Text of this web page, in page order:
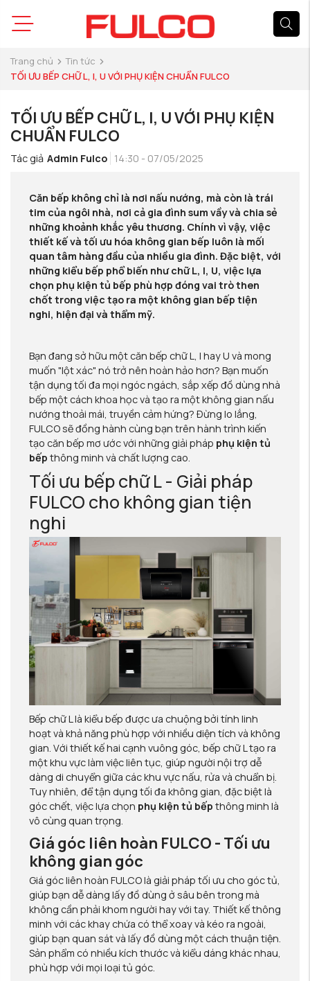
Trang chủ
Tin tức
TỐI ƯU BẾP CHỮ L, I, U VỚI PHỤ KIỆN CHUẨN FULCO
TỐI ƯU BẾP CHỮ L, I, U VỚI PHỤ KIỆN
CHUẨN FULCO
Tác giả Admin Fulco 14:30 - 07/05/2025
Căn bếp không chỉ là nơi nấu nướng, mà còn là trái
tim của ngôi nhà, nơi cả gia đình sum vầy và chia sẻ
những khoảnh khắc yêu thương. Chính vì vậy, việc
thiết kế và tối ưu hóa không gian bếp luôn là mối
quan tâm hàng đầu của nhiều gia đình. Đặc biệt, với
những kiểu bếp phổ biến như chữ L, I, U, việc lựa
chọn phụ kiện tủ bếp phù hợp đóng vai trò then
chốt trong việc tạo ra một không gian bếp tiện
nghi, hiện đại và thẩm mỹ.
Bạn đang sở hữu một căn bếp chữ L, I hay U và mong
muốn "lột xác" nó trở nên hoàn hảo hơn? Bạn muốn
tận dụng tối đa mọi ngóc ngách, sắp xếp đồ dùng nhà
bếp một cách khoa học và tạo ra một không gian nấu
nướng thoải mái, truyền cảm hứng? Đừng lo lắng,
FULCO sẽ đồng hành cùng bạn trên hành trình kiến
tạo căn bếp mơ ước với những giải pháp phụ kiện tủ
bếp thông minh và chất lượng cao.
Tối ưu bếp chữ L - Giải pháp
FULCO cho không gian tiện
nghi
Bếp chữ L là kiểu bếp được ưa chuộng bởi tính linh
hoạt và khả năng phù hợp với nhiều diện tích và không
gian. Với thiết kế hai cạnh vuông góc, bếp chữ L tạo ra
một khu vực làm việc liên tục, giúp người nội trợ dễ
dàng di chuyển giữa các khu vực nấu, rửa và chuẩn bị.
Tuy nhiên, để tận dụng tối đa không gian, đặc biệt là
góc chết, việc lựa chọn phụ kiện tủ bếp thông minh là
vô cùng quan trọng.
Giá góc liên hoàn FULCO - Tối ưu
không gian góc
Giá góc liên hoàn FULCO là giải pháp tối ưu cho góc tủ,
giúp bạn dễ dàng lấy đồ dùng ở sâu bên trong mà
không cần phải khom người hay với tay. Thiết kế thông
minh với các khay chứa có thể xoay và kéo ra ngoài,
giúp bạn quan sát và lấy đồ dùng một cách thuận tiện.
Sản phẩm có nhiều kích thước và kiểu dáng khác nhau,
phù hợp với mọi loại tủ góc.